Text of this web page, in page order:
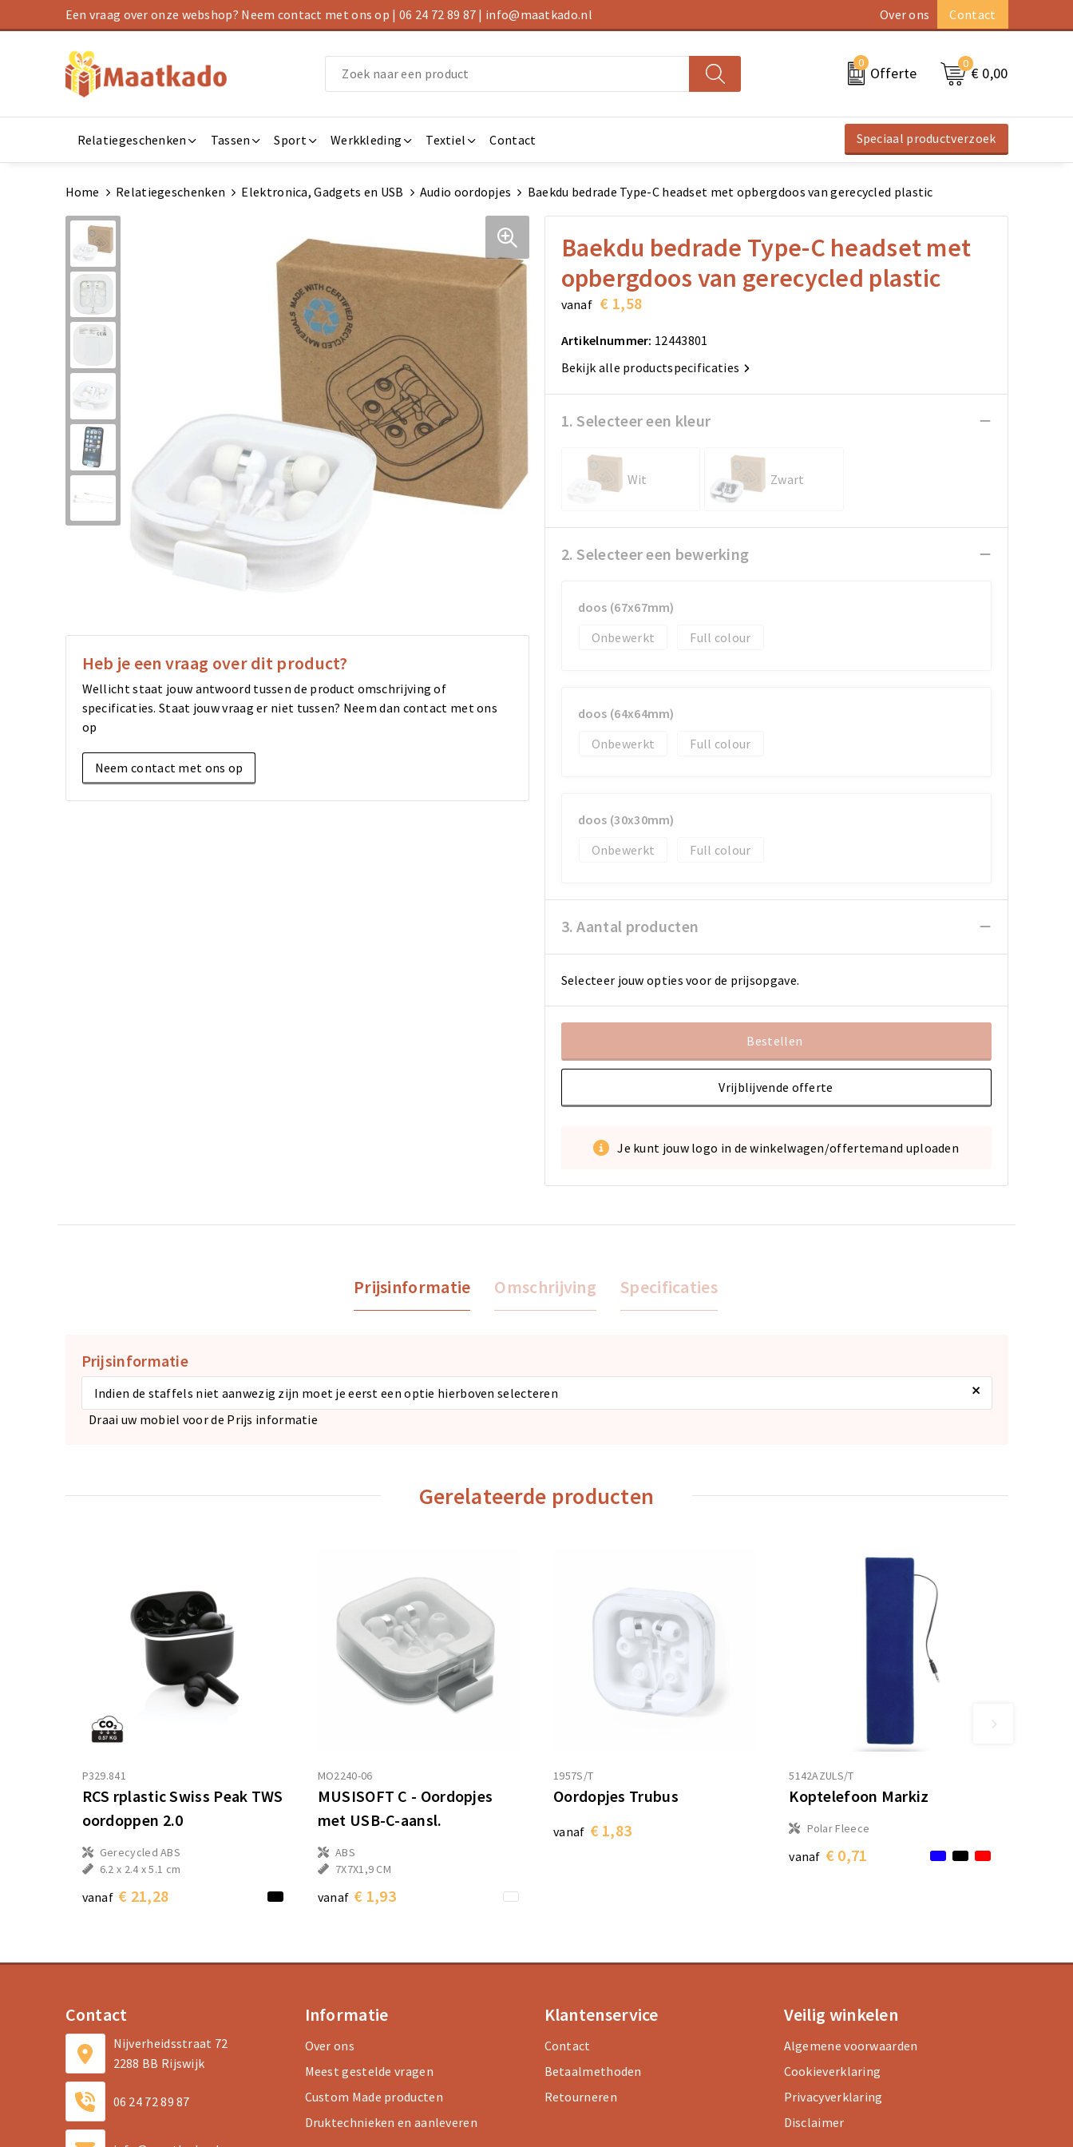
Een vraag over onze webshop? Neem contact met ons op | 06 24 72 89 87 | info@maatkado.nl Over ons Contact
0
Offerte
0
€ 0,00
Relatiegeschenken Tassen Sport Werkkleding Textiel Contact Speciaal productverzoek
Home Relatiegeschenken Elektronica, Gadgets en USB Audio oordopjes Baekdu bedrade Type-C headset met opbergdoos van gerecycled plastic
Heb je een vraag over dit product?
Wellicht staat jouw antwoord tussen de product omschrijving of
specificaties. Staat jouw vraag er niet tussen? Neem dan contact met ons
op
Neem contact met ons op
Baekdu bedrade Type-C headset met
opbergdoos van gerecycled plastic
vanaf € 1,58
Artikelnummer: 12443801
Bekijk alle productspecificaties
1. Selecteer een kleur
Wit Zwart
2. Selecteer een bewerking
doos (67x67mm)
Onbewerkt
Full colour
doos (64x64mm)
Onbewerkt
Full colour
doos (30x30mm)
Onbewerkt
Full colour
3. Aantal producten
Selecteer jouw opties voor de prijsopgave.
Bestellen
Vrijblijvende offerte
Je kunt jouw logo in de winkelwagen/offertemand uploaden
Prijsinformatie Omschrijving Specificaties
Prijsinformatie
Indien de staffels niet aanwezig zijn moet je eerst een optie hierboven selecteren ×
Draai uw mobiel voor de Prijs informatie
Gerelateerde producten
P329.841
RCS rplastic Swiss Peak TWS
oordoppen 2.0
Gerecycled ABS
6.2 x 2.4 x 5.1 cm
vanaf € 21,28
MO2240-06
MUSISOFT C - Oordopjes
met USB-C-aansl.
ABS
7X7X1,9 CM
vanaf € 1,93
1957S/T
Oordopjes Trubus
vanaf € 1,83
5142AZULS/T
Koptelefoon Markiz
Polar Fleece
vanaf € 0,71
Contact
Nijverheidsstraat 72
2288 BB Rijswijk
06 24 72 89 87
Informatie
Over ons
Meest gestelde vragen
Custom Made producten
Druktechnieken en aanleveren
Klantenservice
Contact
Betaalmethoden
Retourneren
Veilig winkelen
Algemene voorwaarden
Cookieverklaring
Privacyverklaring
Disclaimer